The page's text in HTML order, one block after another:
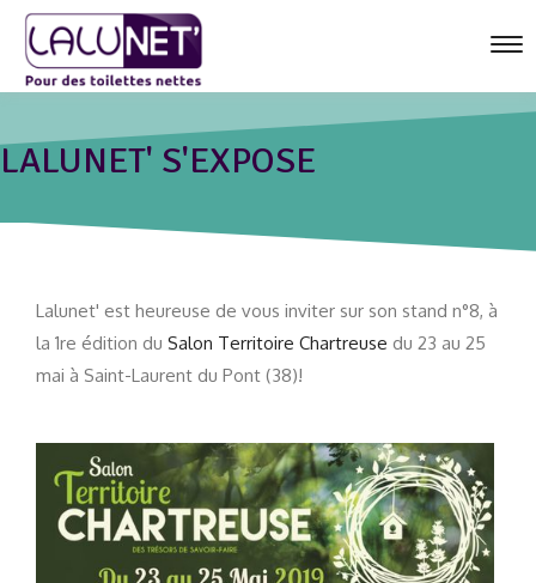
Boutique
Contact
LALUNET' S'EXPOSE
Lalunet' est heureuse de vous inviter sur son stand n°8, à
la 1re édition du Salon Territoire Chartreuse du 23 au 25
mai à Saint-Laurent du Pont (38)!